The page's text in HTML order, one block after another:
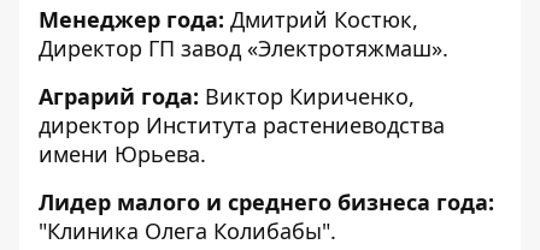
Менеджер года: Дмитрий Костюк,
Директор ГП завод «Электротяжмаш».
Аграрий года: Виктор Кириченко,
директор Института растениеводства
имени Юрьева.
Лидер малого и среднего бизнеса года:
"Клиника Олега Колибабы".